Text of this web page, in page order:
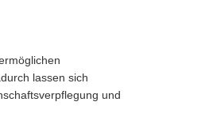
lassen sich
und